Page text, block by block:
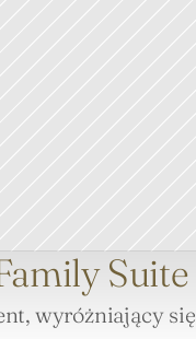
Suite
wyróżniający się